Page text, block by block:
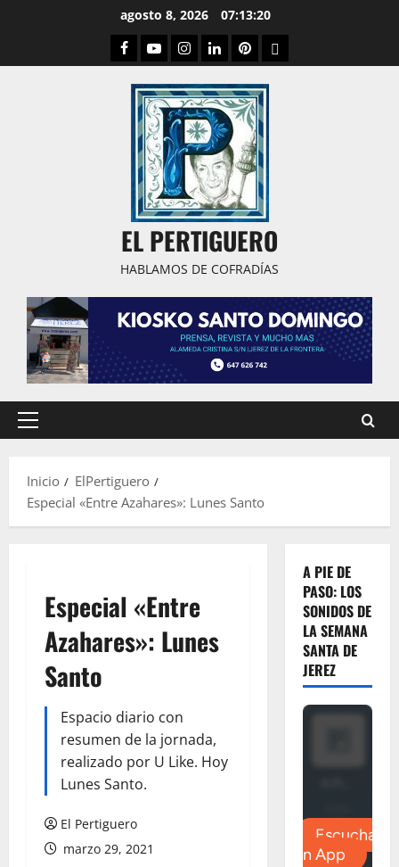
agosto 8, 2026 07:13:21
Facebook
YoutubeInstagram
LinkedPinterestDribbble
EL PERTIGUERO
HABLAMOS DE COFRADÍAS
Menú
Inicio
ElPertiguero
Especial «Entre Azahares»: Lunes Santo
Especial «Entre
Azahares»: Lunes
Santo
Espacio diario con
resumen de la jornada,
realizado por U Like. Hoy
Lunes Santo.
El Pertiguero
marzo 29, 2021
A PIE DE
PASO: LOS
SONIDOS DE
LA SEMANA
SANTA DE
JEREZ